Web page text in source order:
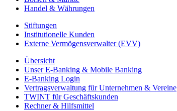
Handel & Währungen
Stiftungen
Institutionelle Kunden
Externe Vermögensverwalter (EVV)
Übersicht
Unser E-Banking & Mobile Banking
E-Banking Login
Vertragsverwaltung für Unternehmen & Vereine
TWINT für Geschäftskunden
Rechner & Hilfsmittel